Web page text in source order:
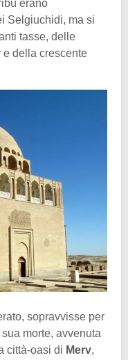
erano
Selgiuchidi, ma si
tasse, delle
della crescente
sopravvisse per
morte, avvenuta
città-oasi di Merv,